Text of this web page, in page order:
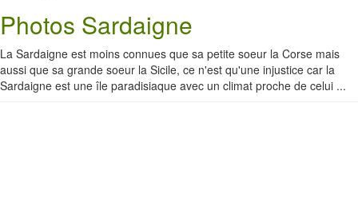
Photos Sardaigne
La Sardaigne est moins connues que sa petite soeur la Corse mais
aussi que sa grande soeur la Sicile, ce n'est qu'une injustice car la
Sardaigne est une île paradisiaque avec un climat proche de celui ...